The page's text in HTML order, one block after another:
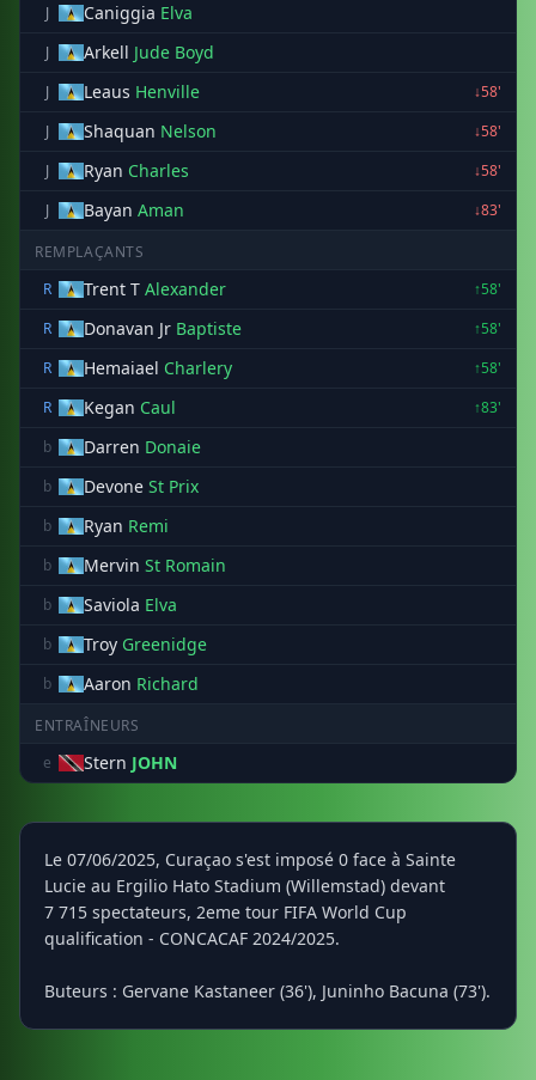
J Caniggia Elva
J Arkell Jude Boyd
J Leaus Henville
↓58'
J
Shaquan Nelson
↓58'
J
Ryan Charles
↓58'
J
Bayan Aman ↓83'
REMPLAÇANTS
R
Trent T Alexander
↑58'
R
Donavan Jr Baptiste
↑58'
R
Hemaiael Charlery
↑58'
R
Kegan Caul
↑83'
b
Darren Donaie
b Devone St Prix
b Ryan Remi
b Mervin St Romain
b Saviola Elva
b Troy Greenidge
b Aaron Richard
ENTRAÎNEURS
e
Stern JOHN
Le 07/06/2025, Curaçao s'est imposé 0 face à Sainte
Lucie au Ergilio Hato Stadium (Willemstad) devant
7 715 spectateurs, 2eme tour FIFA World Cup
qualification - CONCACAF 2024/2025.
Buteurs : Gervane Kastaneer (36'), Juninho Bacuna (73').